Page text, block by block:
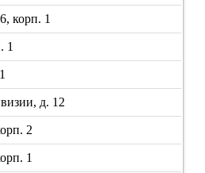
корп. 1
1
д. 12
2
1